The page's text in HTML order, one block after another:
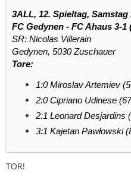
3ALL, 12. Spieltag,
FC Gedynen - FC Ahaus 3-1
SR: Nicolas Villerain
Gedynen, 5030 Zuschauer
Tore:
1:0 Miroslav Artemiev
2:0 Cipriano Udinese
2:1 Leonard Desjardins
3:1 Kajetan Pawłowski
TOR!